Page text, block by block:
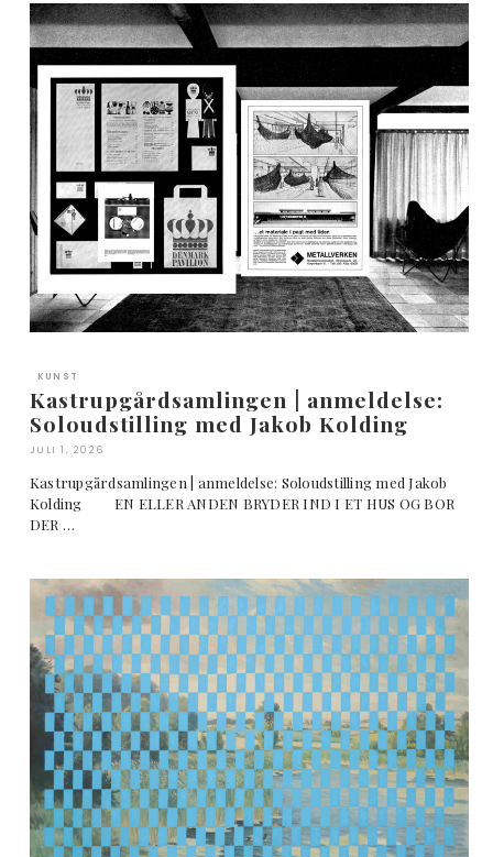
KUNST
Kastrupgårdsamlingen | anmeldelse:
Soloudstilling med Jakob Kolding
JULI 1, 2026
Kastrupgårdsamlingen | anmeldelse: Soloudstilling med Jakob
Kolding EN ELLER ANDEN BRYDER IND I ET HUS OG BOR
DER …